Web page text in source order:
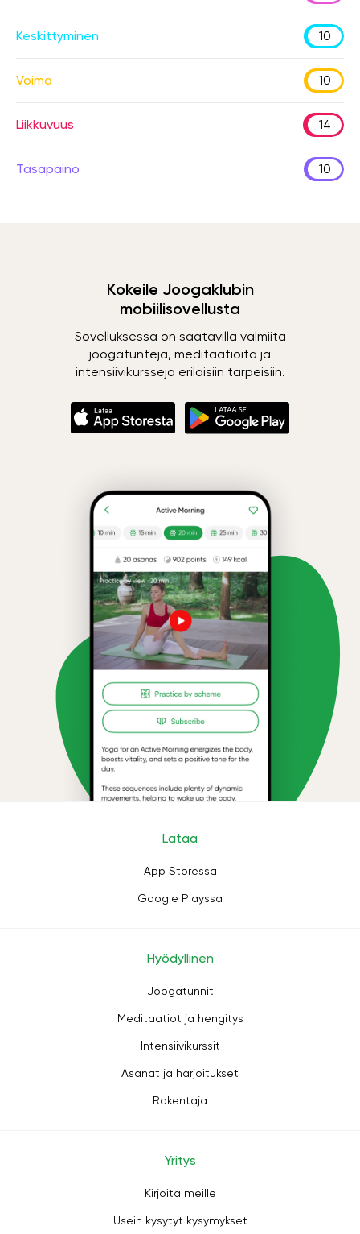
Keskittyminen 10
Voima 10
Liikkuvuus 14
Tasapaino 10
Kokeile Joogaklubin
mobiilisovellusta
Sovelluksessa on saatavilla valmiita
joogatunteja, meditaatioita ja
intensiivikursseja erilaisiin tarpeisiin.
Lataa
App Storessa
Google Playssa
Hyödyllinen
Joogatunnit
Meditaatiot ja hengitys
Intensiivikurssit
Asanat ja harjoitukset
Rakentaja
Yritys
Kirjoita meille
Usein kysytyt kysymykset